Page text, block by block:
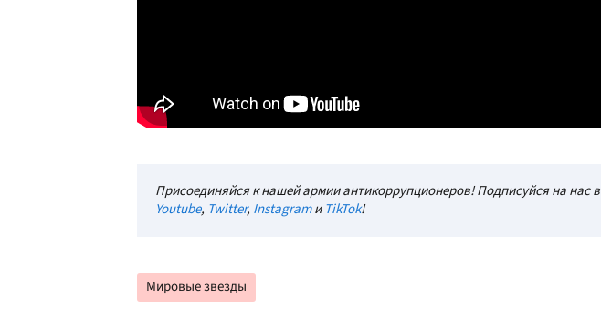
Присоединяйся к нашей армии антикоррупционеров! Подписуйся на нас в
Youtube, Twitter, InstagramиTikTok!
Мировые звезды